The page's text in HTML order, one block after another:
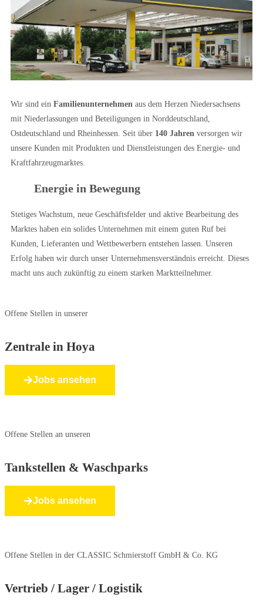
Wir sind ein Familienunternehmen aus dem Herzen Niedersachsens
mit Niederlassungen und Beteiligungen in Norddeutschland,
Ostdeutschland und Rheinhessen. Seit über 140 Jahren versorgen wir
unsere Kunden mit Produkten und Dienstleistungen des Energie- und
Kraftfahrzeugmarktes.
Energie in Bewegung
Stetiges Wachstum, neue Geschäftsfelder und aktive Bearbeitung des
Marktes haben ein solides Unternehmen mit einem guten Ruf bei
Kunden, Lieferanten und Wettbewerbern entstehen lassen. Unseren
Erfolg haben wir durch unser Unternehmensverständnis erreicht. Dieses
macht uns auch zukünftig zu einem starken Marktteilnehmer.
Offene Stellen in unserer
Zentrale in Hoya
Jobs ansehen
Offene Stellen an unseren
Tankstellen & Waschparks
Jobs ansehen
Offene Stellen in der CLASSIC Schmierstoff GmbH & Co. KG
Vertrieb / Lager / Logistik